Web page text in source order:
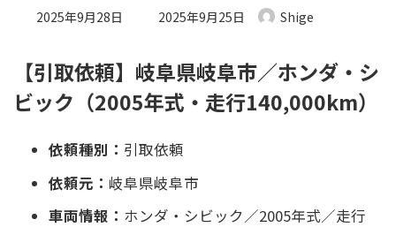
2025年9月28日 最終更新日時 :
2025年9月25日 Shige
【引取依頼】岐阜県岐阜市／ホンダ・シ
ビック（2005年式・走行140,000km）
依頼種別： 引取依頼
依頼元： 岐阜県岐阜市
車両情報： ホンダ・シビック／2005年式／走行